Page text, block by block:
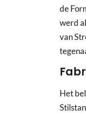
de
werd
van
Het